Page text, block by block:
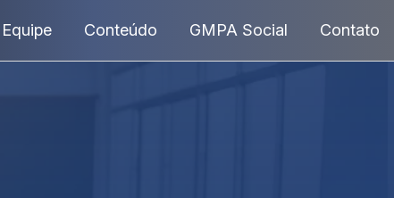
Equipe Conteúdo GMPA Social Contato